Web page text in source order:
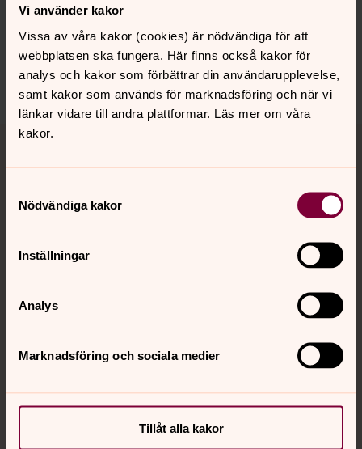
Vi använder kakor
Vissa av våra kakor (cookies) är nödvändiga för att
webbplatsen ska fungera. Här finns också kakor för
analys och kakor som förbättrar din användarupplevelse,
samt kakor som används för marknadsföring och när vi
länkar vidare till andra plattformar. Läs mer om våra
kakor.
Nödvändiga kakor
Inställningar
Analys
Marknadsföring och sociala medier
Tillåt alla kakor
Synpunkter eller frågor på sidans
innehåll?
harnosand.pastorat@svenskakyrkan.se
Tillbaka till toppen
Tillbaka till innehållet
Kontakt
Sociala kanaler